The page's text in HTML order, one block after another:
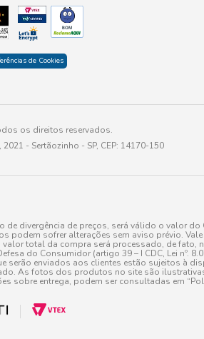
de Cookies
os direitos reservados.
- Sertãozinho - SP, CEP: 14170-150
divergência de preços, será válido o valor
sofrer alterações sem aviso prévio.
total da compra será processado, de fato,
Consumidor (artigo 39 – I CDC, Lei nº.
serão enviados aos clientes estão sujeitos à
As fotos dos produtos no site são
sobre entrega, podem ser consultadas em